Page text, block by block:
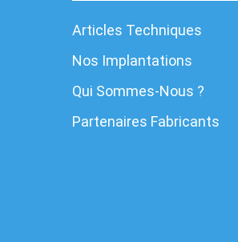
Articles Techniques
Nos Implantations
Qui Sommes-Nous ?
Partenaires Fabricants